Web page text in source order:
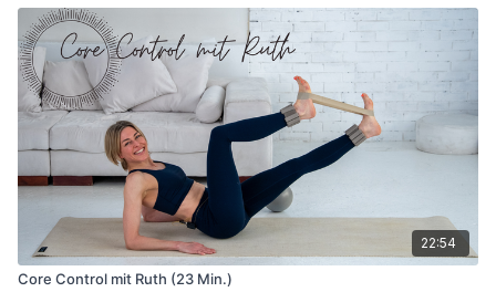
22:54
Core Control mit Ruth (23 Min.)